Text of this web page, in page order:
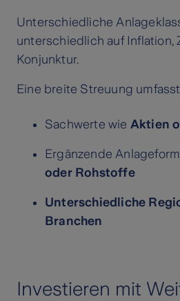
Unterschiedliche
unterschiedlich auf Inflation,
Konjunktur.
Eine breite Streuung
Sachwerte wie Aktien
Ergänzende
oder Rohstoffe
Unterschiedliche
Branchen
Investieren mit